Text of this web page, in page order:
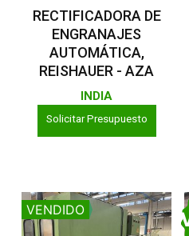
Leer Más
RECTIFICADORA DE
ENGRANAJES
AUTOMÁTICA,
REISHAUER - AZA
INDIA
Solicitar Presupuesto
VENDIDO